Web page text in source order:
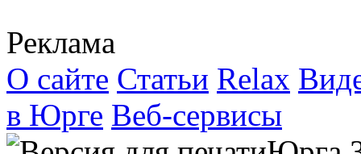
Реклама
О сайте Статьи Relax
в Юрге Веб-сервисы